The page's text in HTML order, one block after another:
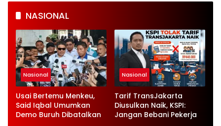
NASIONAL
Nasional
Usai Bertemu Menkeu,
Said Iqbal Umumkan
Demo Buruh Dibatalkan
Nasional
Tarif TransJakarta
Diusulkan Naik, KSPI:
Jangan Bebani Pekerja